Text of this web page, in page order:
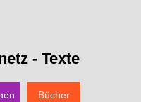
- Texte
Bücher